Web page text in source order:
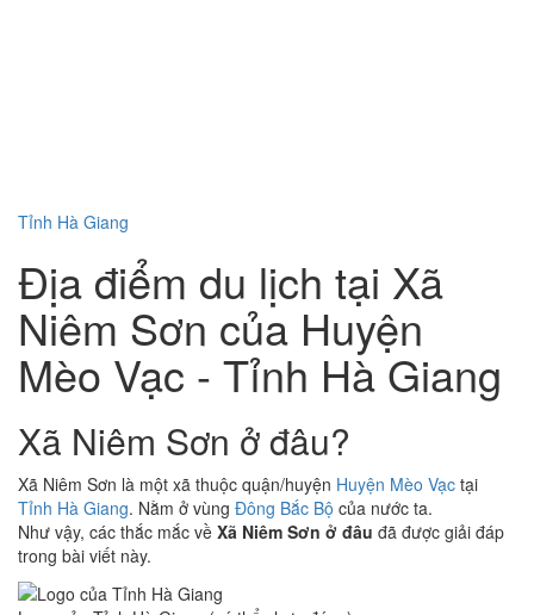
Tỉnh Hà Giang
Địa điểm du lịch tại Xã
Niêm Sơn của Huyện
Mèo Vạc - Tỉnh Hà Giang
Xã Niêm Sơn ở đâu?
Xã Niêm Sơn là một xã thuộc quận/huyện Huyện Mèo Vạc tại
Tỉnh Hà Giang. Nằm ở vùng Đông Bắc Bộ của nước ta.
Như vậy, các thắc mắc về Xã Niêm Sơn ở đâu đã được giải đáp
trong bài viết này.